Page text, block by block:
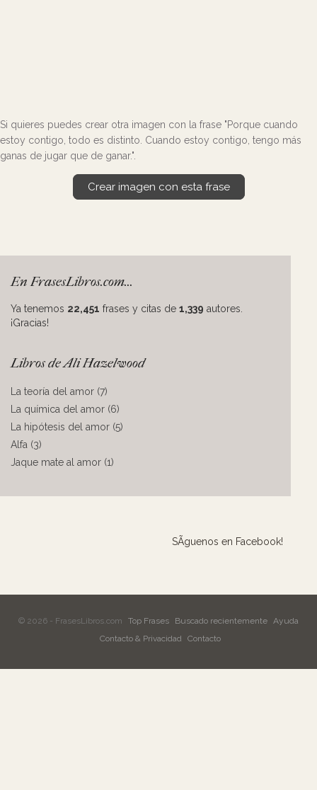
Si quieres puedes crear otra imagen con la frase "Porque cuando
estoy contigo, todo es distinto. Cuando estoy contigo, tengo más
ganas de jugar que de ganar.".
Crear imagen con esta frase
En FrasesLibros.com...
Ya tenemos 22,451 frases y citas de 1,339 autores.
¡Gracias!
Libros de Ali Hazelwood
La teoría del amor (7)
La química del amor (6)
La hipótesis del amor (5)
Alfa (3)
Jaque mate al amor (1)
SÃ­guenos en Facebook!
© 2026 - FrasesLibros.com Top Frases Buscado recientemente Ayuda
Contacto & Privacidad
Contacto